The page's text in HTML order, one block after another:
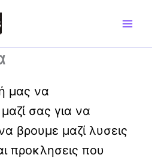
μας να
σας για να
βρουμε μαζί λυσεις
προκλησεις που